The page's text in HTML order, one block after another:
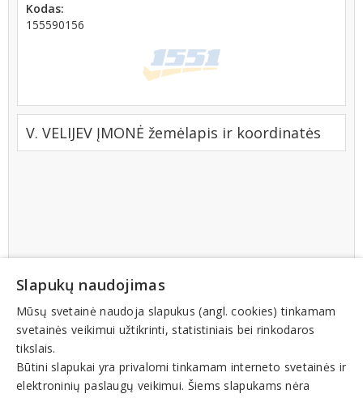
Kodas:
155590156
V. VELIJEV ĮMONĖ žemėlapis ir koordinatės
Slapukų naudojimas
Mūsų svetainė naudoja slapukus (angl. cookies) tinkamam
svetainės veikimui užtikrinti, statistiniais bei rinkodaros
tikslais.
Būtini slapukai yra privalomi tinkamam interneto svetainės ir
elektroninių paslaugų veikimui. Šiems slapukams nėra